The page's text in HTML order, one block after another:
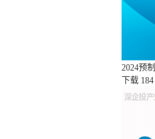
2024预
下载